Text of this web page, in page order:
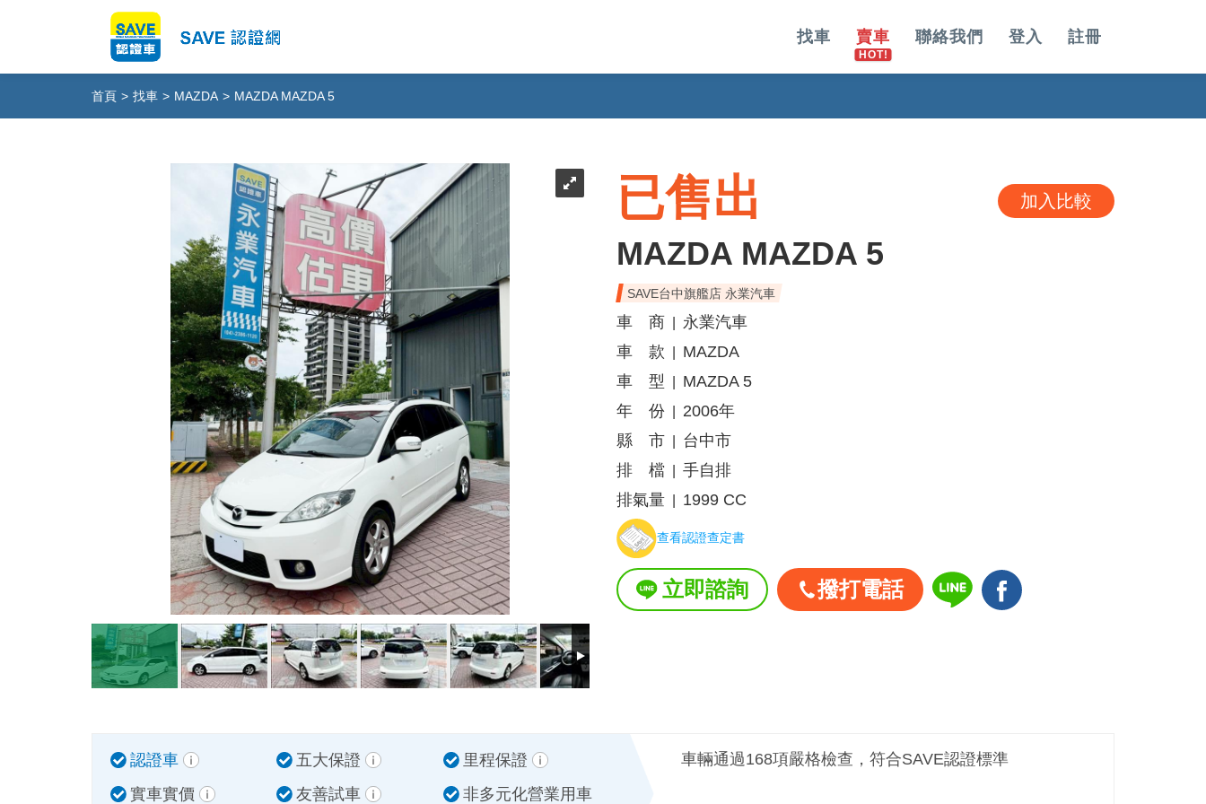
找車 賣車 聯絡我們 登入 註冊
首頁 > 找車 > MAZDA > MAZDA MAZDA 5
已售出 加入比較
MAZDA MAZDA 5
SAVE台中旗艦店 永業汽車
車 商
永業汽車
車 款
MAZDA
車 型
MAZDA 5
年 份
2006年
縣 市
台中市
排 檔
手自排
排氣量
1999 CC
查看認證查定書
立即諮詢 撥打電話
認證車 五大保證
里程保證
實車實價
友善試車 非多元化營業用車
車輛通過168項嚴格檢查，符合SAVE認證標準